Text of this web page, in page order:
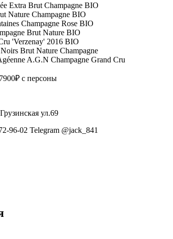
Extra Brut Champagne BIO
Nature Champagne BIO
Champagne Rose BIO
Brut Nature BIO
'Verzenay' 2016 BIO
Brut Nature Champagne
A.G.N Champagne Grand Cru
с персоны
ул.69
96-02 Telegram @jack_841